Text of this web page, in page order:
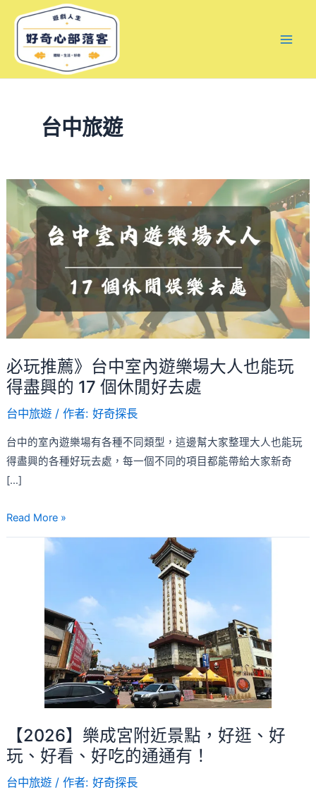
台中旅遊
必玩推薦》台中室內遊樂場大人也能玩
得盡興的 17 個休閒好去處
台中旅遊/ 作者: 好奇探長
台中的室內遊樂場有各種不同類型，這邊幫大家整理大人也能玩
得盡興的各種好玩去處，每一個不同的項目都能帶給大家新奇
[…]
必
推
薦》
台
中
內
遊
樂
場
大
人
也
能
玩
盡
Read More »
【2026】樂成宮附近景點，好逛、好
玩、好看、好吃的通通有！
台中旅遊/ 作者: 好奇探長
【2026】
玩、
好
頁